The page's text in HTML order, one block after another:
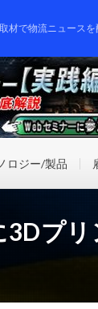
材で物流ニュースを
ロジー/製品
プ